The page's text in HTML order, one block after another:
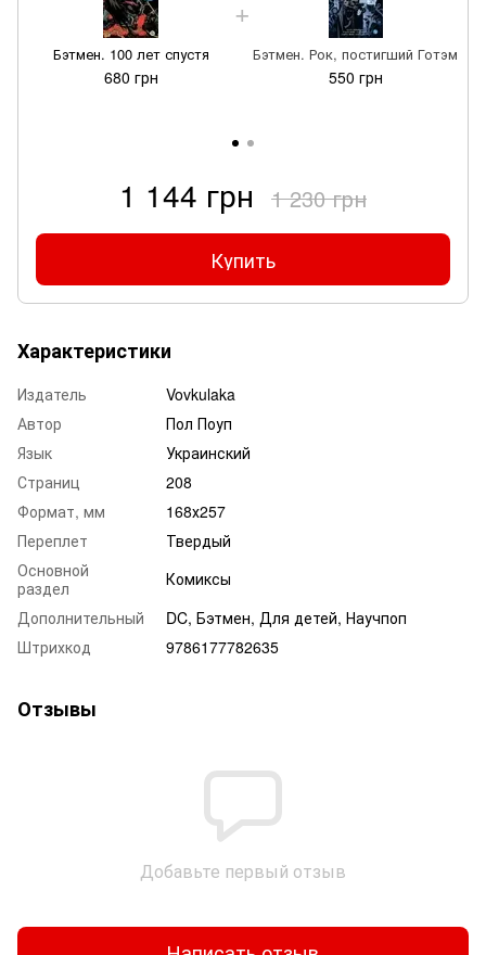
Бэтмен. 100 лет спустя
680 грн
Бэтмен. Рок, постигший Готэм
550 грн
1 144 грн 1 230 грн
Купить
Характеристики
Издатель
Vovkulaka
Автор
Пол Поуп
Язык
Украинский
Страниц
208
Формат, мм
168х257
Переплет
Твердый
Основной
раздел
Комиксы
Дополнительный
DC, Бэтмен, Для детей, Научпоп
Штрихкод
9786177782635
Отзывы
Добавьте первый отзыв